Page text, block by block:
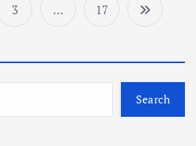
P
o
3 … 17
Search